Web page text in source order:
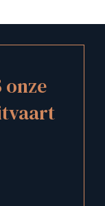
onze